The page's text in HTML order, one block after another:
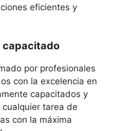
eficientes y
capacitado
por profesionales
con la excelencia en
capacitados y
tarea de
con la máxima